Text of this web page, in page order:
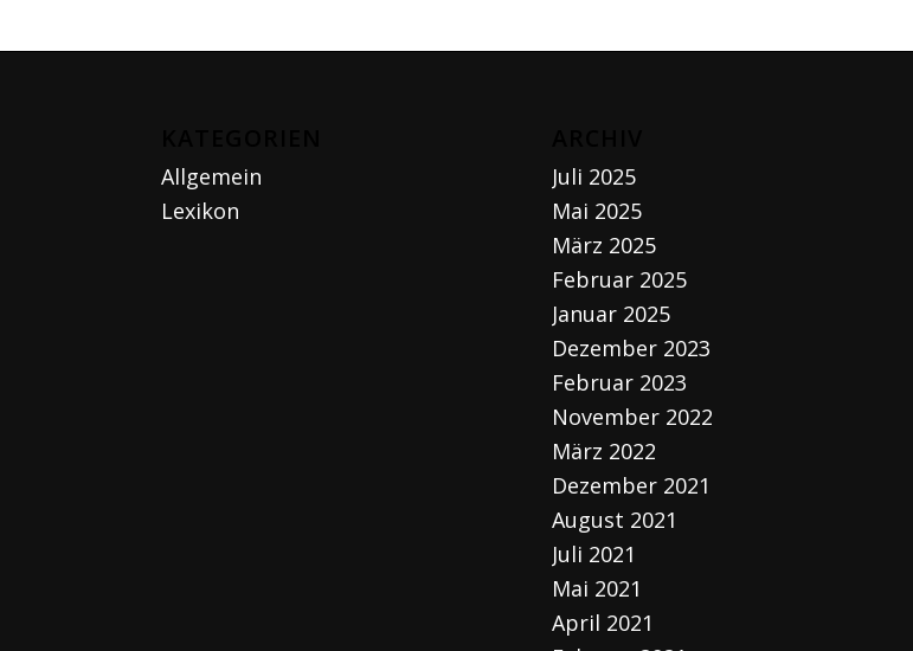
Allgemein
Lexikon
Juli 2025
Mai 2025
März 2025
Februar 2025
Januar 2025
Dezember 2023
Februar 2023
November 2022
März 2022
Dezember 2021
August 2021
Juli 2021
Mai 2021
April 2021